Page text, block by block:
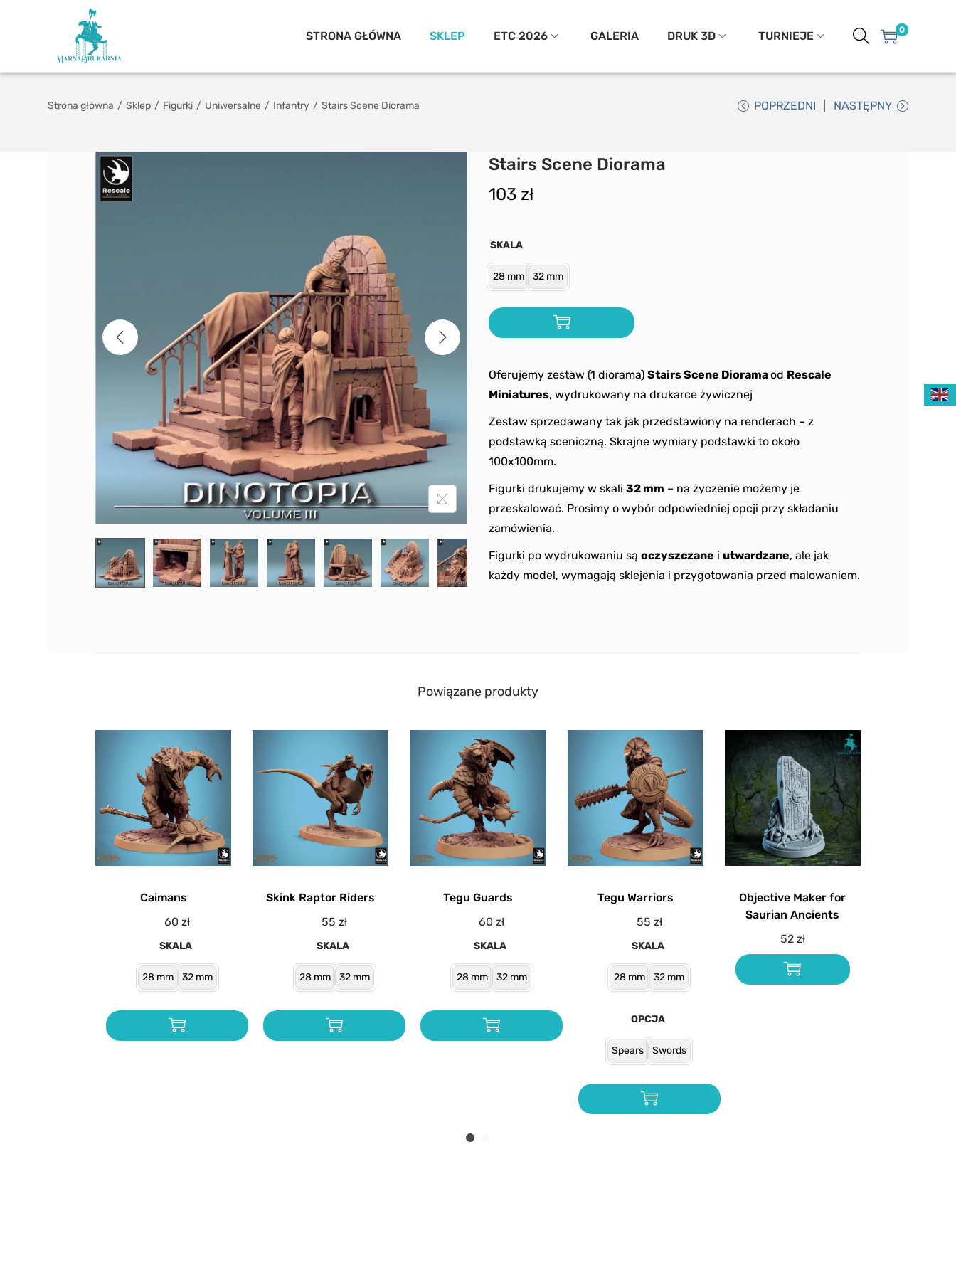
STRONA GŁÓWNA SKLEP ETC 2026 GALERIA DRUK 3D TURNIEJE 0
Strona główna / Sklep / Figurki / Uniwersalne / Infantry / Stairs Scene Diorama POPRZEDNI NASTĘPNY
Stairs Scene Diorama
103 zł
Oferujemy zestaw (1 diorama) Stairs Scene Dioramaod Rescale
Miniatures, wydrukowany na drukarce żywicznej
Zestaw sprzedawany tak jak przedstawiony na renderach – z
podstawką sceniczną. Skrajne wymiary podstawki to około
100x100mm.
Figurki drukujemy w skali 32 mm – na życzenie możemy je
przeskalować. Prosimy o wybór odpowiedniej opcji przy składaniu
zamówienia.
Figurki po wydrukowaniu są oczyszczane i utwardzane, ale jak
każdy model, wymagają sklejenia i przygotowania przed malowaniem.
SKALA
28 mm 32 mm
Powiązane produkty
Caimans
60zł
SKALA
28 mm 32 mm
Skink Raptor Riders
55zł
SKALA
28 mm 32 mm
Tegu Guards
60zł
SKALA
28 mm 32 mm
Tegu Warriors
55 zł
SKALA
28 mm 32 mm
OPCJA
Spears Swords
Objective Maker for
Saurian Ancients
52 zł